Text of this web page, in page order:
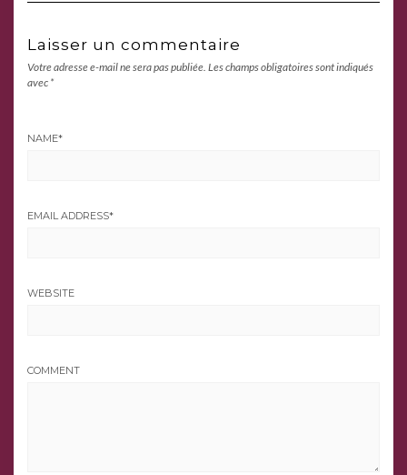
Laisser un commentaire
Votre adresse e-mail ne sera pas publiée. Les champs obligatoires sont indiqués
avec *
NAME*
EMAIL ADDRESS*
WEBSITE
COMMENT